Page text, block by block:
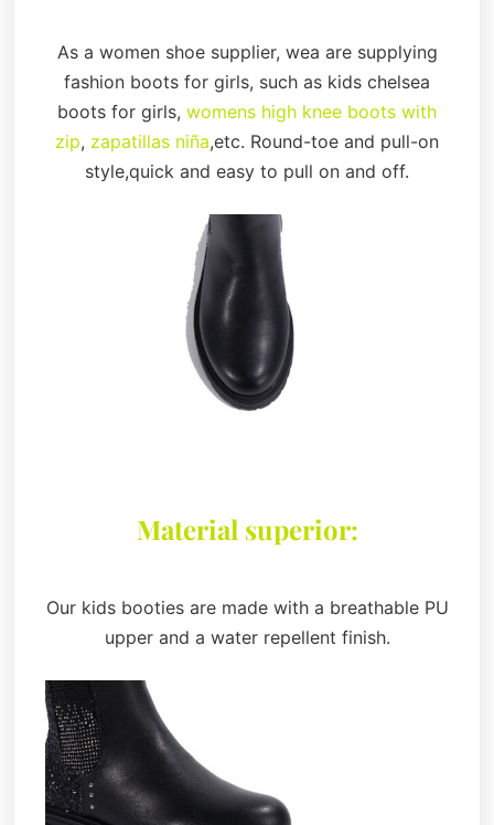
As a women shoe supplier, wea are supplying
fashion boots for girls, such as kids chelsea
boots for girls, womens high knee boots with
zip, zapatillas niña,etc. Round-toe and pull-on
style,quick and easy to pull on and off.
Material superior:
Our kids booties are made with a breathable PU
upper and a water repellent finish.